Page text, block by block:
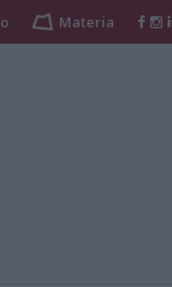
Materia